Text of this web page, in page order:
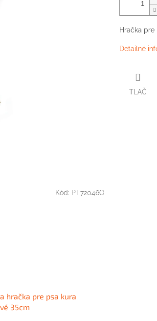
Hračka
Detailné
TLAČ
hračka pre psa kura
35cm
Kód: PT72046O